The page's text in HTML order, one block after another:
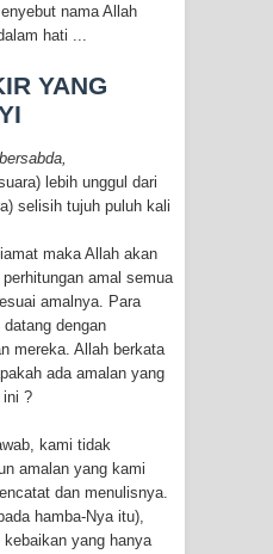
nama Allah
hati ...
YANG
lebih unggul dari
selisih tujuh puluh kali
maka Allah akan
amal semua
amalnya. Para
dengan
mereka. Allah berkata
ada amalan yang
ini ?
kami tidak
amalan yang kami
dan menulisnya.
hamba-Nya itu),
yang hanya